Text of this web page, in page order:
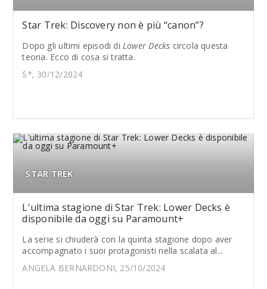
Star Trek: Discovery non è più “canon”?
Dopo gli ultimi episodi diLower Decks circola questa
teoria. Ecco di cosa si tratta.
S*, 30/12/2024
STAR TREK
L'ultima stagione di Star Trek: Lower Decks è
disponibile da oggi su Paramount+
La serie si chiuderà con la quinta stagione dopo aver
accompagnato i suoi protagonisti nella scalata al...
ANGELA BERNARDONI, 25/10/2024